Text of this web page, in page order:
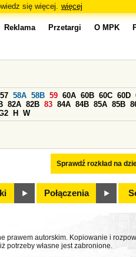
się więcej. więcej
Reklama Przetargi O MPK
Sprawdź rozkład na
57 58A 58B 59 60A 60B 60C 60D
82A 82B 83 84A 84B 85A 85B
H W
Połączenia
prawem autorskim. Kopiowanie i
potrzeby własne jest zabronione.